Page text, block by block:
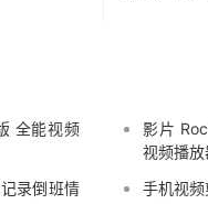
全能视频
影片
视频播放
录倒班情
手机视